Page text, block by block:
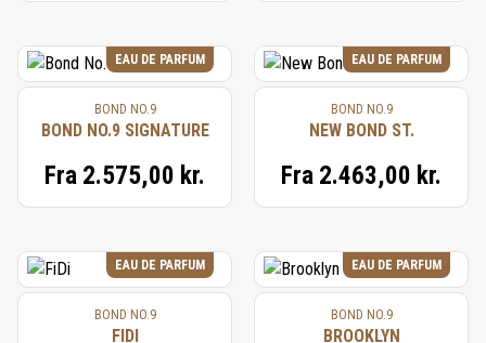
EAU DE PARFUM
BOND NO.9
BOND NO.9 SIGNATURE
Fra 2.575,00 kr.
EAU DE PARFUM
BOND NO.9
NEW BOND ST.
Fra 2.463,00 kr.
EAU DE PARFUM
BOND NO.9
FIDI
EAU DE PARFUM
BOND NO.9
BROOKLYN